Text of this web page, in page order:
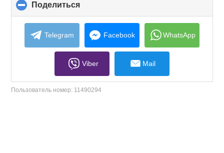
Поделиться
to
collapse
contents
Telegram Facebook WhatsApp
Viber Mail
Пользователь номер: 11490294